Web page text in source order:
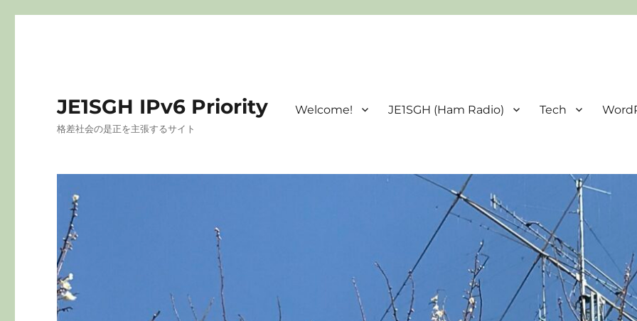
JE1SGH IPv6 Priority
格差社会の是正を主張するサイト
Welcome! JE1SGH (Ham Radio) Tech